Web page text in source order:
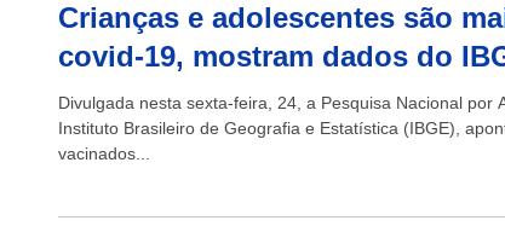
Crianças e adolescentes são
covid-19, mostram dados do
Divulgada nesta sexta-feira, 24, a Pesquisa Nacional
Instituto Brasileiro de Geografia e Estatística (IBGE),
vacinados...